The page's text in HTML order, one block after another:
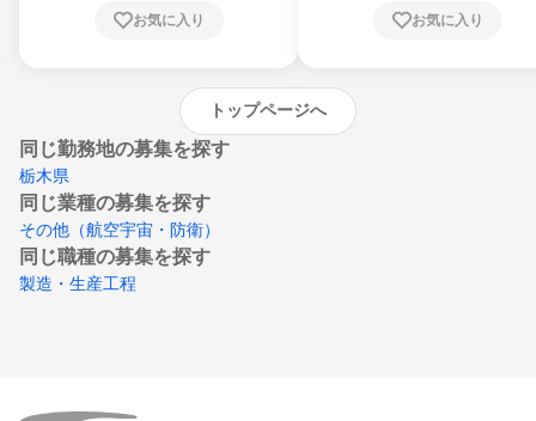
崎県、熊本県、大分県、宮崎県、鹿児島県、
お気に入り お気に入り
トップページへ
同じ勤務地の募集を探す
栃木県
同じ業種の募集を探す
その他（航空宇宙・防衛）
同じ職種の募集を探す
製造・生産工程